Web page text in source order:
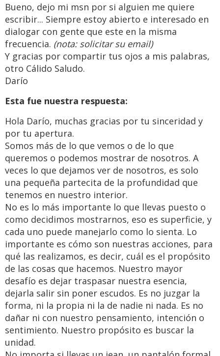
Bueno, dejo mi msn por si alguien me quiere
escribir... Siempre estoy abierto e interesado en
dialogar con gente que este en la misma
frecuencia. (nota: solicitar su email)
Y gracias por compartir tus ojos a mis palabras,
otro Cálido Saludo.
Darío
Esta fue nuestra respuesta:
Hola Darío, muchas gracias por tu sinceridad y
por tu apertura.
Somos más de lo que vemos o de lo que
queremos o podemos mostrar de nosotros. A
veces lo que dejamos ver de nosotros, es solo
una pequeña partecita de la profundidad que
tenemos en nuestro interior.
No es lo más importante lo que llevas puesto o
como decidimos mostrarnos, eso es superficie, y
cada uno puede manejarlo como lo sienta. Lo
importante es cómo son nuestras acciones, para
qué las realizamos, es decir, cuál es el propósito
de las cosas que hacemos. Nuestro mayor
desafío es dejar traspasar nuestra esencia,
dejarla salir sin poner escudos. Es no juzgar la
forma, ni la propia ni la de nadie ni nada. Es no
dañar ni con nuestro pensamiento, intención o
sentimiento. Nuestro propósito es buscar la
unidad.